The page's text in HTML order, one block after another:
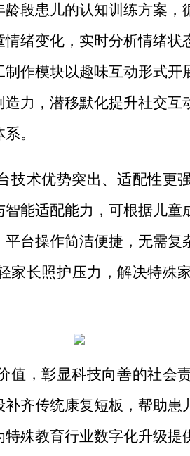
段患儿的认知训练方案，
绪变化，实时分析情绪状
作模块以趣味互动形式开
力，潜移默化提升社交互
。
技术优势突出、适配性更
能适配能力，可根据儿童
台操作简洁便捷，无需复
家长照护压力，解决特殊
值，彰显科技向善的社会
齐传统康复短板，帮助患
殊教育行业数字化升级提